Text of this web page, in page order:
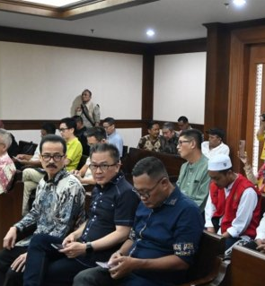
HUT RI Ke 80 Pj Gubernur
Fatoni Ajak...
Papua KAB. JAYAPURA